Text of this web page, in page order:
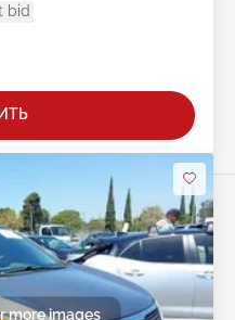
bid
more images